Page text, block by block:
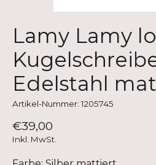
Lamy Lamy
Edelstahl
Artikel-Nummer: 1205745
€39,00
Inkl. MwSt.